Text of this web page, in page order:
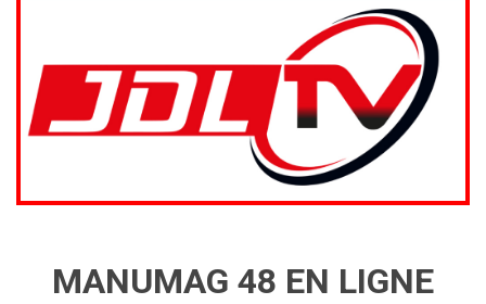
MANUMAG 48 EN LIGNE